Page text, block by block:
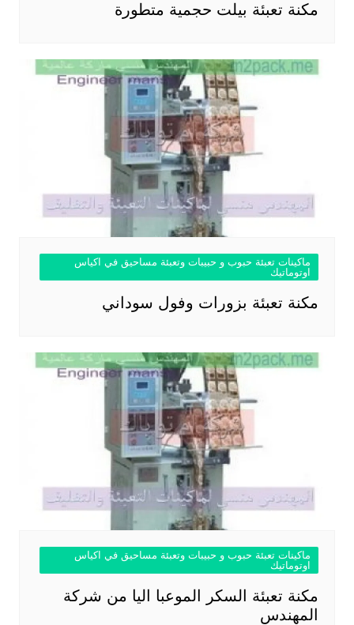
مكنة تعبئة بيلت حجمية متطورة
ماكينات تعبئة حبوب و حبيبات وتعبئة مساحيق في اكياس
اوتوماتيك
مكنة تعبئة بزورات وفول سوداني
ماكينات تعبئة حبوب و حبيبات وتعبئة مساحيق في اكياس
اوتوماتيك
مكنة تعبئة السكر الموعبا اليا من شركة
المهندس